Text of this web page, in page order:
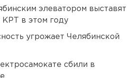
элеватором выставят
КРТ в этом году
угрожает Челябинской
сбили в